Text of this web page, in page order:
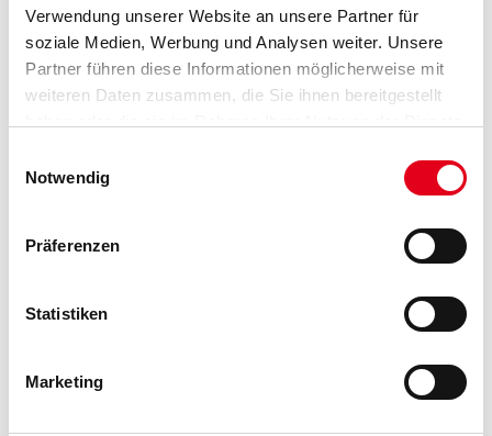
Verwendung unserer Website an unsere Partner für
soziale Medien, Werbung und Analysen weiter. Unsere
Partner führen diese Informationen möglicherweise mit
weiteren Daten zusammen, die Sie ihnen bereitgestellt
Notwendig
Präferenzen
Statistiken
Marketing
Umrechnungsfaktoren